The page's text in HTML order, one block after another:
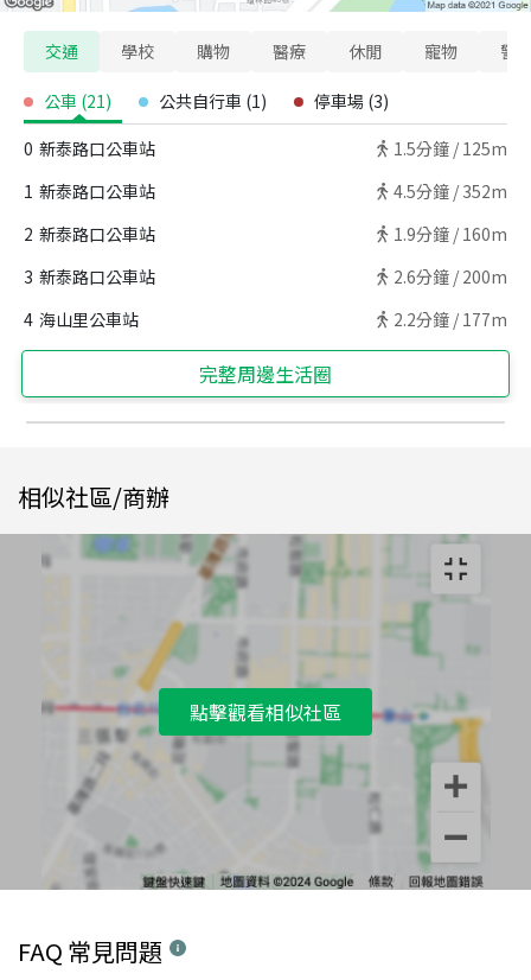
交通 學校 購物 醫療 休閒 寵物 警
公車 (21) 公共自行車 (1) 停車場 (3)
0 新泰路口公車站 1.5分鐘 / 125m
1 新泰路口公車站 4.5分鐘 / 352m
2 新泰路口公車站 1.9分鐘 / 160m
3 新泰路口公車站 2.6分鐘 / 200m
4 海山里公車站 2.2分鐘 / 177m
完整周邊生活圈
相似社區/商辦
點擊觀看相似社區
FAQ 常見問題